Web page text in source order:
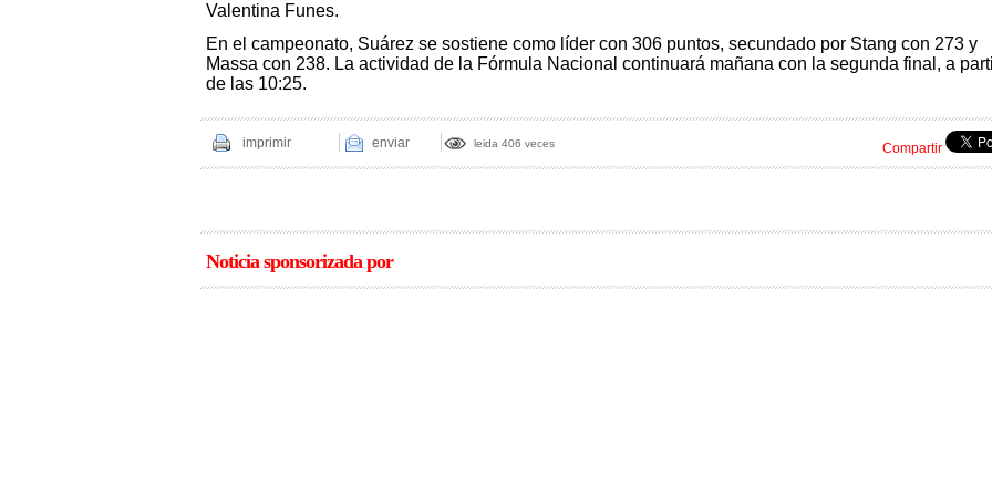
Valentina Funes.
En el campeonato, Suárez se sostiene como líder con 306 puntos, secundado por Stang con 273 y
Massa con 238. La actividad de la Fórmula Nacional continuará mañana con la segunda final, a
de las 10:25.
imprimir enviar leida 406 veces Compartir
Noticia sponsorizada por